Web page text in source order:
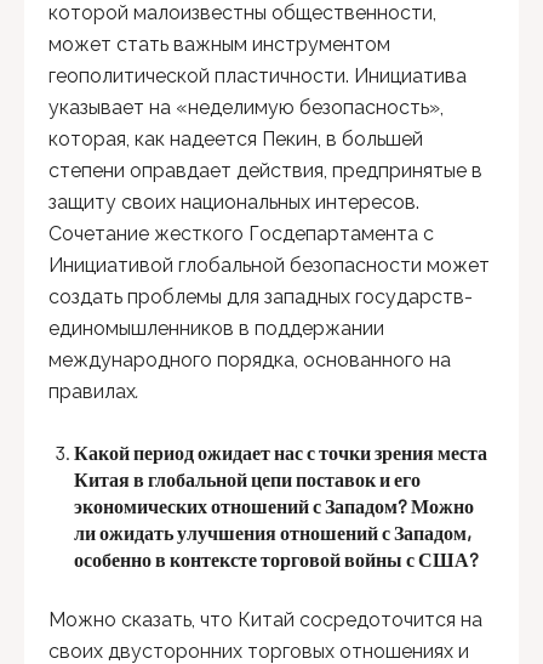
которой малоизвестны общественности,
может стать важным инструментом
геополитической пластичности. Инициатива
указывает на «неделимую безопасность»,
которая, как надеется Пекин, в большей
степени оправдает действия, предпринятые в
защиту своих национальных интересов.
Сочетание жесткого Госдепартамента с
Инициативой глобальной безопасности может
создать проблемы для западных государств-
единомышленников в поддержании
международного порядка, основанного на
правилах.
Какой период ожидает нас с точки зрения места
Китая в глобальной цепи поставок и его
экономических отношений с Западом? Можно
ли ожидать улучшения отношений с Западом,
особенно в контексте торговой войны с США?
Можно сказать, что Китай сосредоточится на
своих двусторонних торговых отношениях и